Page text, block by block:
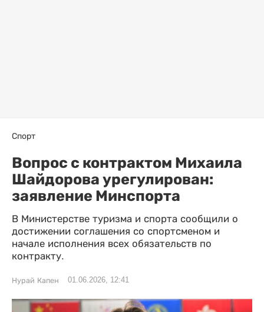
Спорт
Вопрос с контрактом Михаила
Шайдорова урегулирован:
заявление Минспорта
В Министерстве туризма и спорта сообщили о
достижении соглашения со спортсменом и
начале исполнения всех обязательств по
контракту.
Нурай Капен 01.06.2026, 12:41